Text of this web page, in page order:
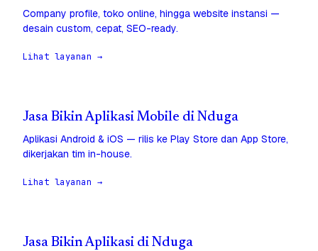
Company profile, toko online, hingga website instansi —
desain custom, cepat, SEO-ready.
Lihat layanan →
Jasa Bikin Aplikasi Mobile di Nduga
Aplikasi Android & iOS — rilis ke Play Store dan App Store,
dikerjakan tim in-house.
Lihat layanan →
Jasa Bikin Aplikasi di Nduga